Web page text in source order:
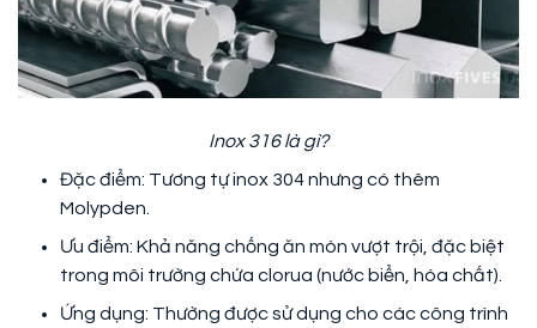
Inox 316 là gì?
Đặc điểm: Tương tự inox 304 nhưng có thêm
Molypden.
Ưu điểm: Khả năng chống ăn mòn vượt trội, đặc biệt
trong môi trường chứa clorua (nước biển, hóa chất).
Ứng dụng: Thường được sử dụng cho các công trình